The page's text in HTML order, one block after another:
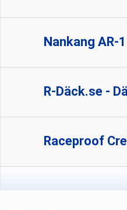
Nankang AR-
R-Däck.se -
Raceproof